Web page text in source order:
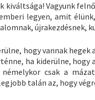
kiváltsága! Vagyunk
legyen, amit
újrakezdésnek,
hogy vannak
ha kiderülne,
csak a
talán az, hogy